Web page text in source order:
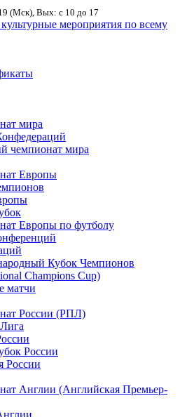
(Мск), Вых: с 10 до 17
мероприятия по всему
мира
чемпионат мира
Европы
Европы по футболу
Кубок Чемпионов
Champions Cup)
матчи
России (РПЛ)
России
России
Англии (Английская Премьер-